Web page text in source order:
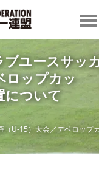
ブユースサッ
ロップカッ
ついて
（U-15）大会／デベロップ